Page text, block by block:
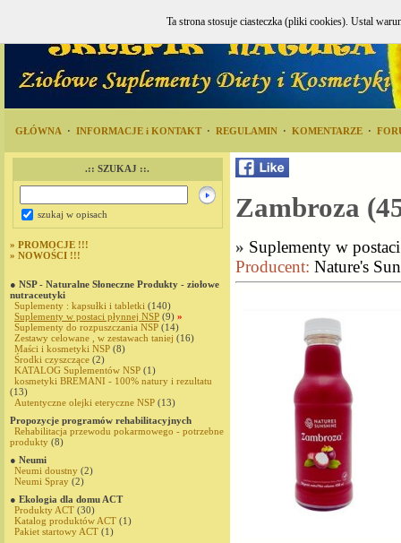
GŁÓWNA · INFORMACJE i KONTAKT · REGULAMIN · KOMENTARZE ·
.:: SZUKAJ ::.
szukaj w opisach
» PROMOCJE !!!
» NOWOŚCI !!!
● NSP - Naturalne Słoneczne Produkty - ziołowe
nutraceutyki
Suplementy : kapsułki i tabletki (140)
Suplementy w postaci płynnej NSP (9) »
Suplementy do rozpuszczania NSP (14)
Zestawy celowane , w zestawach taniej (16)
Maści i kosmetyki NSP (8)
Środki czyszczące (2)
KATALOG Suplementów NSP (1)
kosmetyki BREMANI - 100% natury i rezultatu
(13)
Autentyczne olejki eteryczne NSP (13)
Propozycje programów rehabilitacyjnych
Rehabilitacja przewodu pokarmowego - potrzebne
produkty (8)
● Neumi
Neumi doustny (2)
Neumi Spray (2)
● Ekologia dla domu ACT
Produkty ACT (30)
Katalog produktów ACT (1)
Pakiet startowy ACT (1)
Zambroza
» Suplementy w
Producent: Nature's
Ta strona stosuje ciasteczka (pliki cookies). Ustal